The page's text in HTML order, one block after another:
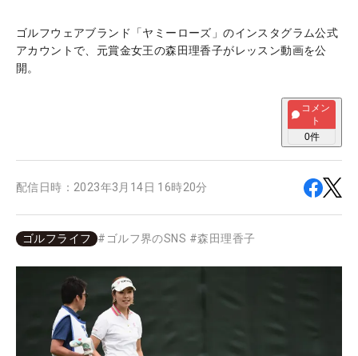
ゴルフウェアブランド「ヤミーローズ」のインスタグラム公式
アカウントで、元賞金女王の森田理香子がレッスン動画を公
開。
コメン
ト
0件
配信日時： 2023年3月14日 16時20分
ゴルフライフ # ゴルフ界のSNS #森田理香子